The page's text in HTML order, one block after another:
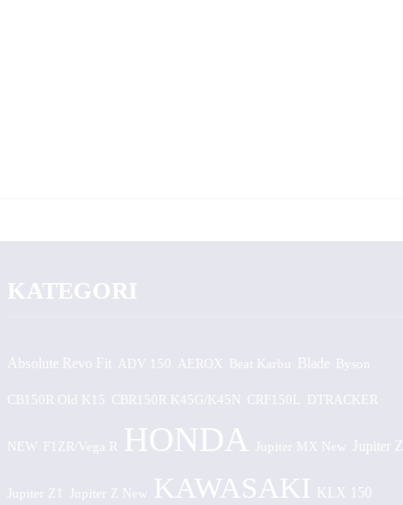
KATEGORI
Absolute Revo Fit ADV 150 AEROX
CB150R Old K15 CBR150R K45G/K45N CRF150L DTRACKER
NEW F1ZR/Vega R HONDA Jupiter MX New Jupiter Z
Jupiter Z1 Jupiter Z New KAWASAKI KLX 150